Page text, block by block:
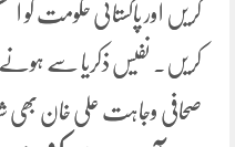
کریں اور پاکستانی حکومت کو
کریں۔ نفیس ذکریا سے
صحافی وجاہت علی خان بھی